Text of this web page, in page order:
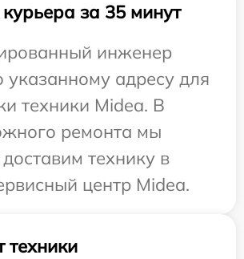
за 35 минут
инженер
указанному адресу для
техники Midea. В
ремонта мы
технику в
центр Midea.
техники